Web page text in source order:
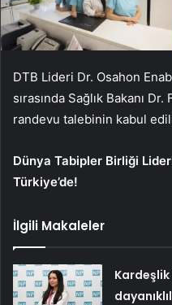
DTB Lideri Dr. Osahon
sırasında Sağlık Bakanı
randevu talebinin kabul
Dünya Tabipler Birliği
Türkiye’de!
İlgili Makaleler